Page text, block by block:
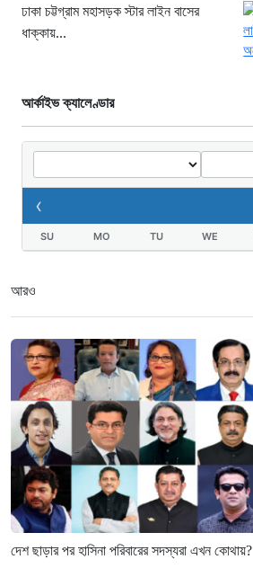
ঢাকা চট্টগ্রাম মহাসড়ক স্টার লাইন বাসের
ধাক্কায়...
আর্কাইভ ক্যালেণ্ডার
‹
SU MO TU WE
আরও
দেশ ছাড়ার পর হাসিনা পরিবারের সদস্যরা এখন কোথায়?